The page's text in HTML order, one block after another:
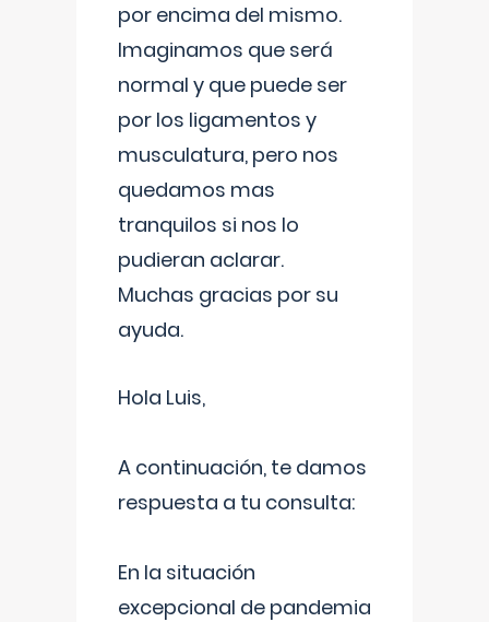
por encima del mismo.
Imaginamos que será
normal y que puede ser
por los ligamentos y
musculatura, pero nos
quedamos mas
tranquilos si nos lo
pudieran aclarar.
Muchas gracias por su
ayuda.
Hola Luis,
A continuación, te damos
respuesta a tu consulta:
En la situación
excepcional de pandemia